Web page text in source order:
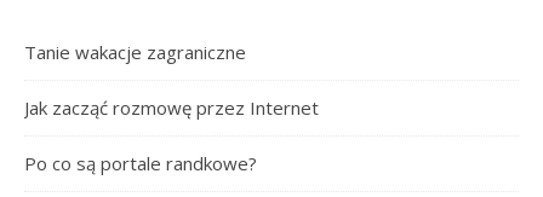
Tanie wakacje zagraniczne
Jak zacząć rozmowę przez Internet
Po co są portale randkowe?